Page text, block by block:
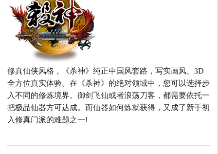
修真仙侠风格，《杀神》纯正中国风套路，写实画风、3D
全方位真实体验。在《杀神》的绝对领域中，您可以选择步
入不同的修炼境界。御剑飞仙或者浪荡刀客，都需要依托一
把极品仙器方可达成。而仙器如何炼就获得，又成了新手初
入修真门派的难题之一!